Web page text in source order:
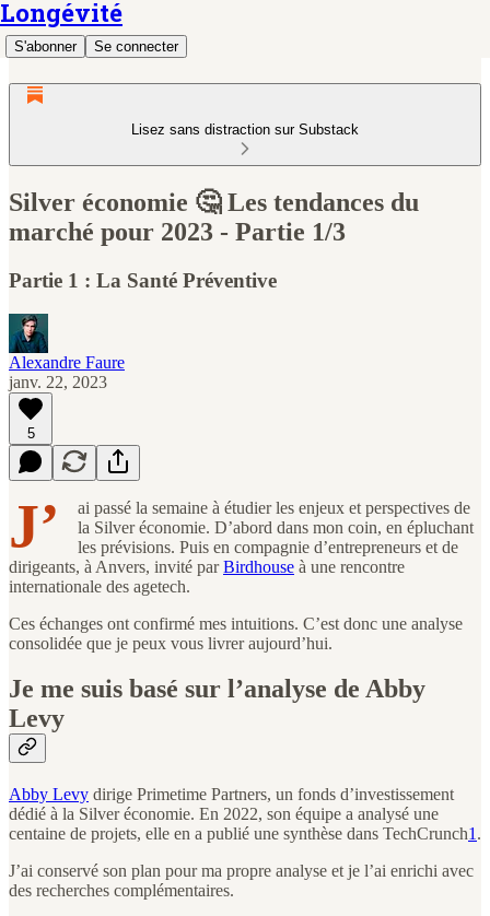
Longévité
S'abonner Se connecter
Lisez sans distraction sur Substack
Silver économie 🤔 Les tendances du
marché pour 2023 - Partie 1/3
Partie 1 : La Santé Préventive
Alexandre Faure
janv. 22, 2023
5
J’
ai passé la semaine à étudier les enjeux et perspectives de
la Silver économie. D’abord dans mon coin, en épluchant
les prévisions. Puis en compagnie d’entrepreneurs et de
dirigeants, à Anvers, invité parBirdhouse à une rencontre
internationale des agetech.
Ces échanges ont confirmé mes intuitions. C’est donc une analyse
consolidée que je peux vous livrer aujourd’hui.
Je me suis basé sur l’analyse de Abby
Levy
Abby Levy dirige Primetime Partners, un fonds d’investissement
dédié à la Silver économie. En 2022, son équipe a analysé une
centaine de projets, elle en a publié une synthèse dans TechCrunch1 .
J’ai conservé son plan pour ma propre analyse et je l’ai enrichi avec
des recherches complémentaires.